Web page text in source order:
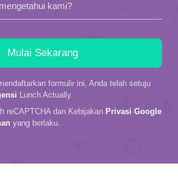
kami?
formulir ini, Anda telah setuju
Lunch Actually.
reCAPTCHA dan Kebijakan Privasi Google
yang berlaku.